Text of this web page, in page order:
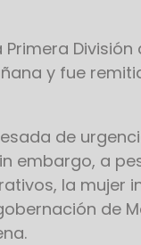
División
y fue
de
embargo, a
la mujer
de